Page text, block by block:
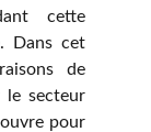
cette
Dans cet
de
le secteur
pour